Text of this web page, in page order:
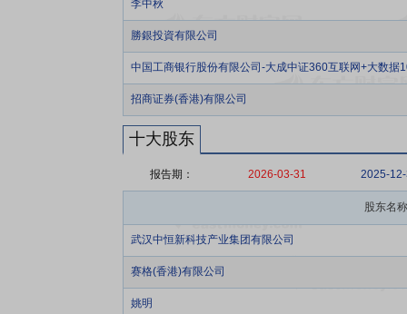
李中秋
勝銀投資有限公司
中国工商银行股份有限公司-大成中证360互联网+大数据
招商证券(香港)有限公司
十大股东
报告期： 2026-03-31 2025-
股东名称
武汉中恒新科技产业集团有限公司
赛格(香港)有限公司
姚明